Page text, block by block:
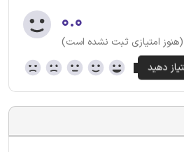
۰.۰
(هنوز امتیازی ثبت نشده است)